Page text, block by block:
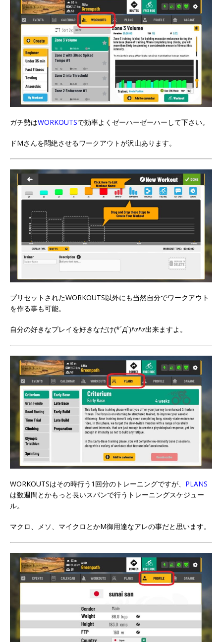
ガチ勢はWORKOUTSで効率よくゼーハーゼーハーして下さい。
ドMさんを悶絶させるワークアウトが沢山あります。
プリセットされたWORKOUTS以外にも当然自分でワークアウト
を作る事も可能。
自分の好きなプレイを好きなだけ(*´Д`)ﾊｧﾊｧ出来ますよ。
WORKOUTSはその時行う1回分のトレーニングですが、 PLANS
は数週間とかもっと長いスパンで行うトレーニングスケジュー
ル。
マクロ、メソ、マイクロとかM御用達なアレの事だと思います。